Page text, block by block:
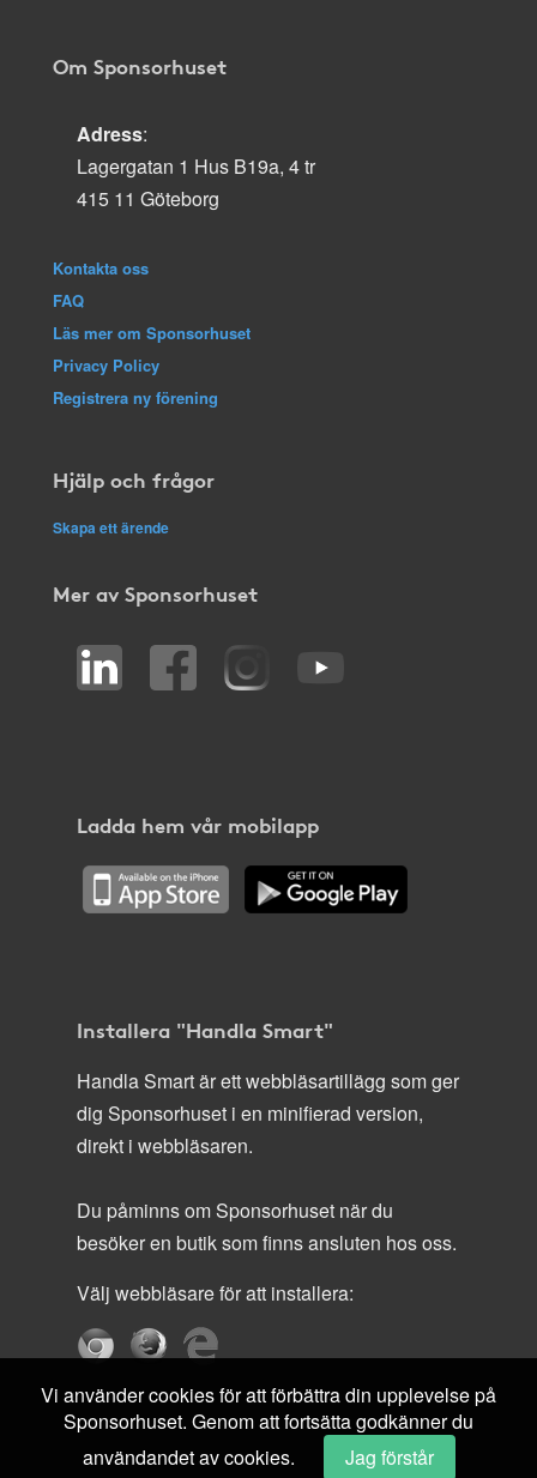
Om Sponsorhuset
Adress:
Lagergatan 1 Hus B19a, 4 tr
415 11 Göteborg
Kontakta oss
FAQ
Läs mer om Sponsorhuset
Privacy Policy
Registrera ny förening
Hjälp och frågor
Skapa ett ärende
Mer av Sponsorhuset
Ladda hem vår mobilapp
Installera "Handla Smart"
Handla Smart är ett webbläsartillägg som ger
dig Sponsorhuset i en minifierad version,
direkt i webbläsaren.
Du påminns om Sponsorhuset när du
besöker en butik som finns ansluten hos oss.
Välj webbläsare för att installera:
Vi använder cookies för att förbättra din upplevelse på
Sponsorhuset. Genom att fortsätta godkänner du
användandet av cookies.
Jag förstår